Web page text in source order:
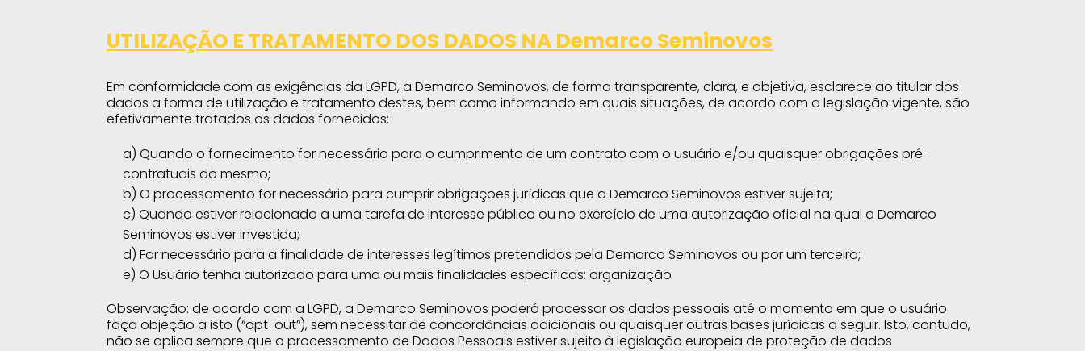
UTILIZAÇÃO E TRATAMENTO DOS DADOS NA Demarco Seminovos
Em conformidade com as exigências da LGPD, a Demarco Seminovos, de forma transparente, clara, e objetiva, esclarece ao titular dos
dados a forma de utilização e tratamento destes, bem como informando em quais situações, de acordo com a legislação vigente, são
efetivamente tratados os dados fornecidos:
a) Quando o fornecimento for necessário para o cumprimento de um contrato com o usuário e/ou quaisquer obrigações pré-
contratuais do mesmo;
b) O processamento for necessário para cumprir obrigações jurídicas que a Demarco Seminovos estiver sujeita;
c) Quando estiver relacionado a uma tarefa de interesse público ou no exercício de uma autorização oficial na qual a Demarco
Seminovos estiver investida;
d) For necessário para a finalidade de interesses legítimos pretendidos pela Demarco Seminovos ou por um terceiro;
e) O Usuário tenha autorizado para uma ou mais finalidades específicas: organização
Observação: de acordo com a LGPD, a Demarco Seminovos poderá processar os dados pessoais até o momento em que o usuário
faça objeção a isto (“opt-out”), sem necessitar de concordâncias adicionais ou quaisquer outras bases jurídicas a seguir. Isto, contudo,
não se aplica sempre que o processamento de Dados Pessoais estiver sujeito à legislação europeia de proteção de dados